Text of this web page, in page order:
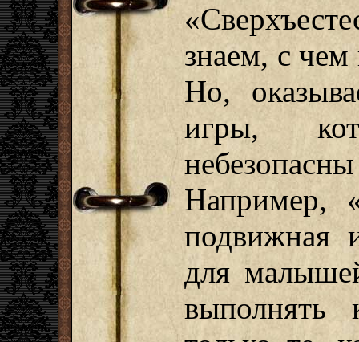
знаем, с чем
Но,
игры,
Например,
подвижная
для
выполнять